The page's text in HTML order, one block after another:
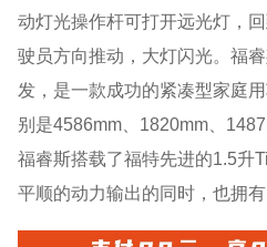
动灯光操作杆可打开远光灯，
驶员方向推动，大灯闪光。福
发，是一款成功的紧凑型家庭
别是4586mm、1820mm、
福睿斯搭载了福特先进的1.5升
平顺的动力输出的同时，也拥